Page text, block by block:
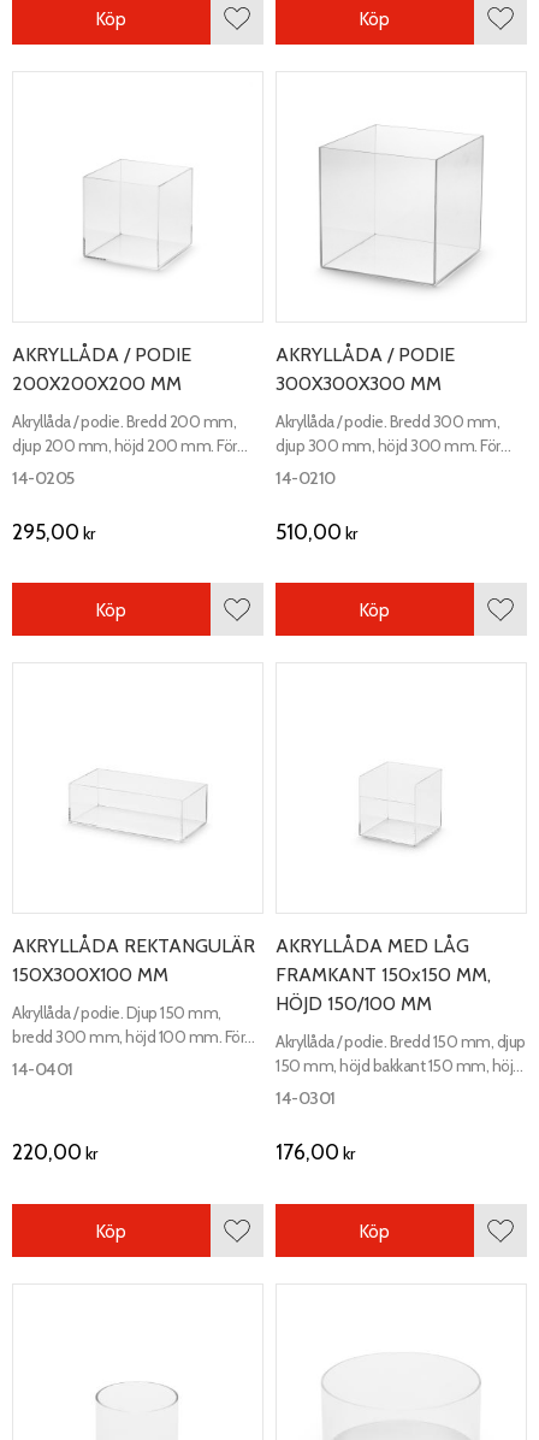
Lägg till i favoriter
Köp Köp
AKRYLLÅDA / PODIE
200X200X200 MM
Akryllåda / podie. Bredd 200 mm,
djup 200 mm, höjd 200 mm. För
exponering eller förvaring på disk eller
14-0205
295,00 kr
Lägg till i favoriter
Köp
AKRYLLÅDA / PODIE
300X300X300 MM
Akryllåda / podie. Bredd 300 mm,
djup 300 mm, höjd 300 mm. För
exponering eller förvaring på disk eller
14-0210
510,00 kr
Köp
AKRYLLÅDA REKTANGULÄR
150X300X100 MM
Akryllåda / podie. Djup 150 mm,
bredd 300 mm, höjd 100 mm. För
exponering eller förvaring på disk eller
14-0401
220,00 kr
Lägg till i favoriter
Köp
AKRYLLÅDA MED LÅG
FRAMKANT 150x150 MM,
HÖJD 150/100 MM
Akryllåda / podie. Bredd 150 mm, djup
150 mm, höjd bakkant 150 mm, höjd
framkant 100 mm. För exponering
14-0301
176,00 kr
Köp